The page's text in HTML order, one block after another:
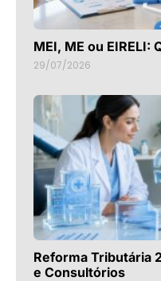
MEI, ME ou EIRELI:
29/07/2026
Reforma Tributária
e Consultórios